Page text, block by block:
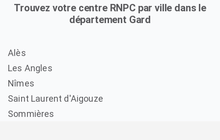
Trouvez votre centre RNPC par ville dans le
département Gard
Alès
Les Angles
Nîmes
Saint Laurent d'Aigouze
Sommières